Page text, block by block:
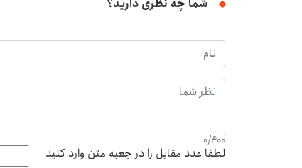
شما چه نظری دارید؟
0/400
لطفا عدد مقابل را در جعبه متن وارد کنید